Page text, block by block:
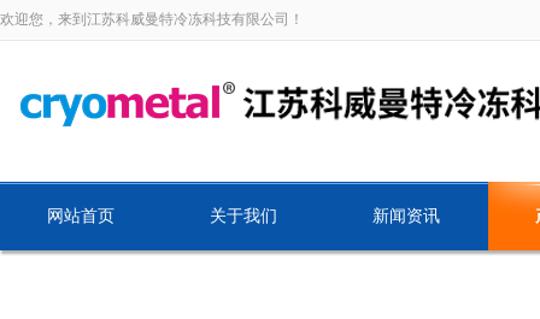
欢迎您，来到江苏科威曼特冷冻科技有限公司！
网站首页 关于我们 新闻资讯